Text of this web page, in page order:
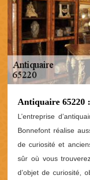
Antiquaire 65220
L’entreprise
Bonnefont réalise
de curiosité et
sûr où vous
d’objet de curiosité,